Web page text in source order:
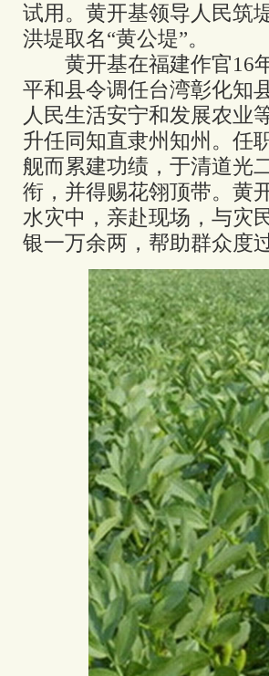
试用。黄开基领导人民筑
洪堤取名“黄公堤”。
黄开基在福建作官16年
平和县令调任台湾彰化知
人民生活安宁和发展农业
升任同知直隶州知州。任
舰而累建功绩，于清道光
衔，并得赐花翎顶带。黄
水灾中，亲赴现场，与灾
银一万余两，帮助群众度